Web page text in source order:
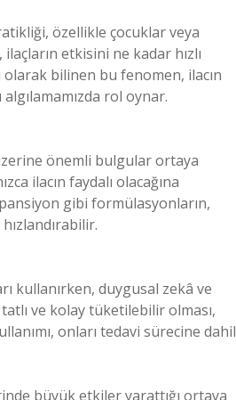
özellikle çocuklar veya
etkisini ne kadar hızlı
olarak bilinen bu fenomen, ilacın
rol oynar.
önemli bulgular ortaya
ilacın faydalı olacağına
gibi formülasyonların,
kullanırken, duygusal zekâ ve
ve kolay tüketilebilir olması,
onları tedavi sürecine dahil
büyük etkiler yarattığı ortaya